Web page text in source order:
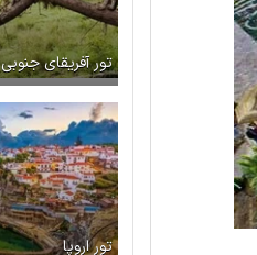
تور آفریقای جنوبی
تور اروپا